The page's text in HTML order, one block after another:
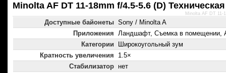
Minolta AF DT 11-18mm f/4.5-5.6 (D)
Доступные байонеты Sony / Minolta A
Приложения Ландшафт, Съемка в помещении,
Категории
Широкоугольный зум
Кратность увеличения
1.5×
Стабилизатор нет
Minolta AF DT 11-